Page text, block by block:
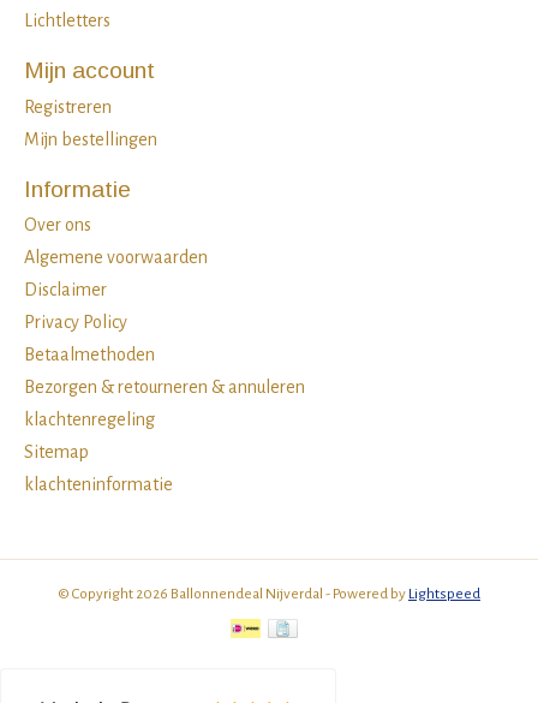
Lichtletters
Mijn account
Registreren
Mijn bestellingen
Informatie
Over ons
Algemene voorwaarden
Disclaimer
Privacy Policy
Betaalmethoden
Bezorgen & retourneren & annuleren
klachtenregeling
Sitemap
klachteninformatie
© Copyright 2026 Ballonnendeal Nijverdal - Powered by Lightspeed